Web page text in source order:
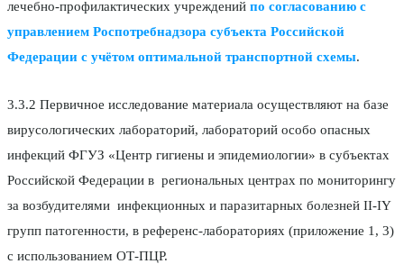
лечебно-профилактических учреждений по согласованию с
управлением Роспотребнадзора субъекта Российской
Федерации с учётом оптимальной транспортной схемы.
3.3.2 Первичное исследование материала осуществляют на базе
вирусологических лабораторий, лабораторий особо опасных
инфекций ФГУЗ «Центр гигиены и эпидемиологии» в субъектах
Российской Федерации в региональных центрах по мониторингу
за возбудителями инфекционных и паразитарных болезней II-IY
групп патогенности, в референс-лабораториях (приложение 1, 3)
с использованием ОТ-ПЦР.